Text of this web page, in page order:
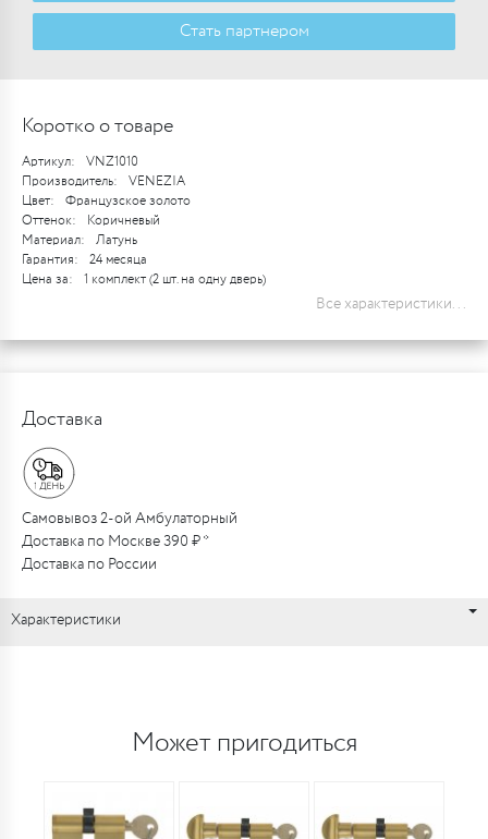
Стать партнером
Коротко о товаре
Артикул:
VNZ1010
Производитель:
VENEZIA
Цвет:
Французское золото
Оттенок:
Коричневый
Материал:
Латунь
Гарантия:
24 месяца
Цена за:
1 комплект (2 шт. на одну дверь)
Все характеристики...
Доставка
Самовывоз 2-ой Амбулаторный
Доставка по Москве 390 ₽ *
Доставка по России
Характеристики
Может пригодиться